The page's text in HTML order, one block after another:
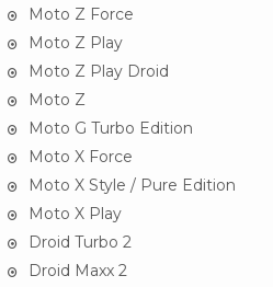
Moto Z Force
Moto Z Play
Moto Z Play Droid
Moto Z
Moto G Turbo Edition
Moto X Force
Moto X Style / Pure Edition
Moto X Play
Droid Turbo 2
Droid Maxx 2